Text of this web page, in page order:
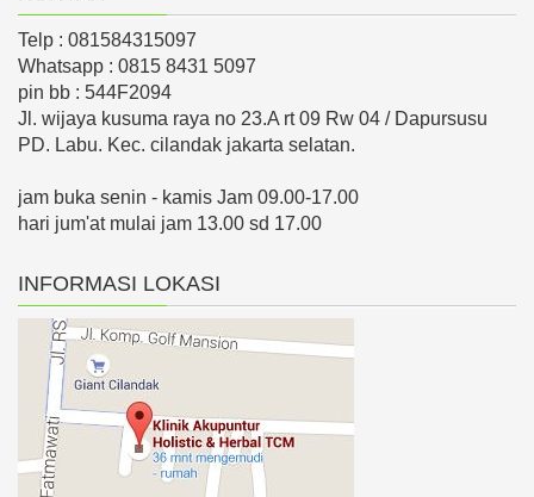
Telp : 081584315097
Whatsapp : 0815 8431 5097
pin bb : 544F2094
Jl. wijaya kusuma raya no 23.A rt 09 Rw 04 / Dapursusu
PD. Labu. Kec. cilandak jakarta selatan.
jam buka senin - kamis Jam 09.00-17.00
hari jum'at mulai jam 13.00 sd 17.00
INFORMASI LOKASI